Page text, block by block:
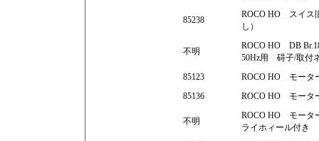
85238
ROCO HO スイス
し）
不明
ROCO HO DB
50Hz用 碍子/取付
85123
ROCO HO モータ
85136
ROCO HO モータ
不明
ROCO HO モータ
ライホィール付き